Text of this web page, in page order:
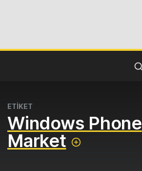
ETİKET
Windows Phone
Market